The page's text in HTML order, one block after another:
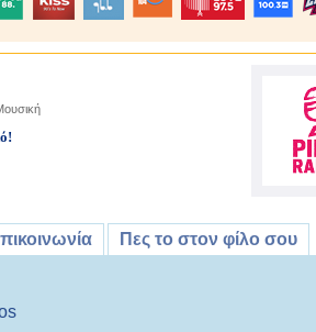
Πες το στον φίλο σου